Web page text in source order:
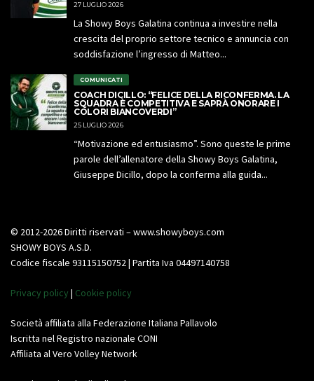
27 LUGLIO 2026
La Showy Boys Galatina continua a investire nella
crescita del proprio settore tecnico e annuncia con
soddisfazione l’ingresso di Matteo...
COMUNICATI
COACH DICILLO: “FELICE DELLA RICONFERMA. LA
SQUADRA È COMPETITIVA E SAPRÀ ONORARE I
COLORI BIANCOVERDI”
25 LUGLIO 2026
“Motivazione ed entusiasmo”. Sono queste le prime
parole dell’allenatore della Showy Boys Galatina,
Giuseppe Dicillo, dopo la conferma alla guida...
© 2012-2026 Diritti riservati – www.showyboys.com
SHOWY BOYS A.S.D.
Codice fiscale 93115150752 | Partita Iva 04497140758
Privacy policy | Cookie policy
Società affiliata alla Federazione Italiana Pallavolo
Iscritta nel Registro nazionale CONI
Affiliata al Vero Volley Network